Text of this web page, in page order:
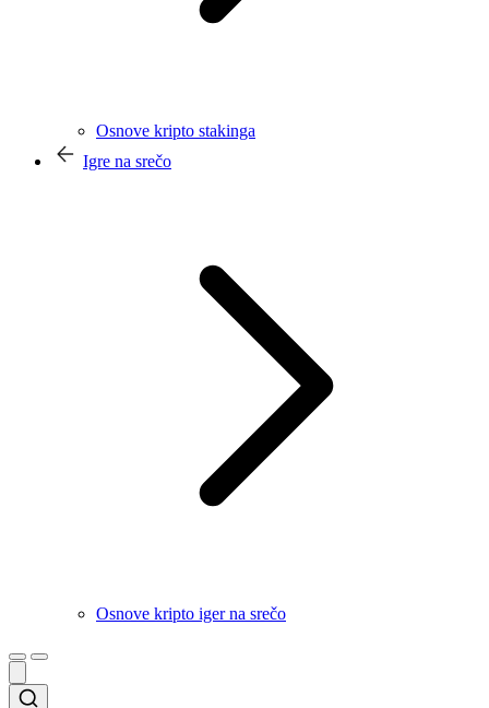
Osnove kripto stakinga
Igre na srečo
Osnove kripto iger na srečo